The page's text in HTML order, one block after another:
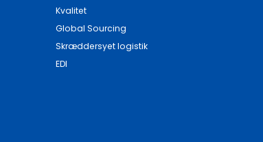
Kvalitet
Global Sourcing
Skræddersyet logistik
EDI